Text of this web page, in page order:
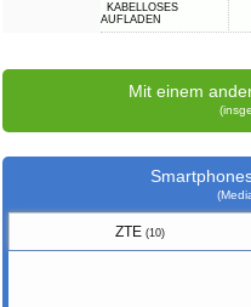
KABELLOSES
AUFLADEN
Mit einem
ZTE(10)